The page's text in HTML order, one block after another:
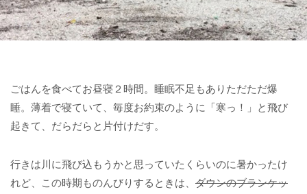
ごはんを食べてお昼寝２時間。睡眠不足もありただただ爆
睡。薄着で寝ていて、毎度お約束のように「寒っ！」と飛び
起きて、だらだらと片付けだす。
行きは川に飛び込もうかと思っていたくらいのに暑かったけ
れど、この時期ものんびりするときは、 ダウンのブランケッ